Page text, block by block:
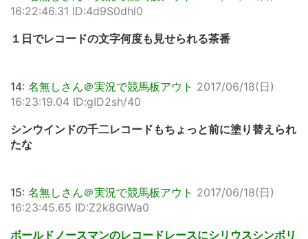
16:22:46.31 ID:4d9S0dhl0
１日でレコードの文字何度も見せられる茶番
14: 名無しさん＠実況で競馬板アウト 2017/06/18(日)
16:23:19.04 ID:gID2sh/40
シンウインドの千二レコードもちょっと前に塗り替えられ
たな
15: 名無しさん＠実況で競馬板アウト 2017/06/18(日)
16:23:45.65 ID:Z2k8GlWa0
ボールドノースマンのレコードレースにシリウスシンボリ